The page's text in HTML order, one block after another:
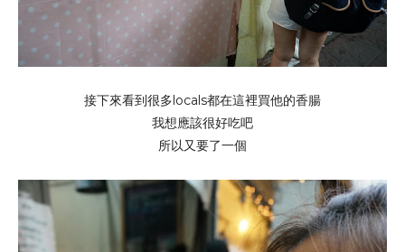
接下來看到很多locals都在這裡買他的香腸
我想應該很好吃吧
所以又要了一個